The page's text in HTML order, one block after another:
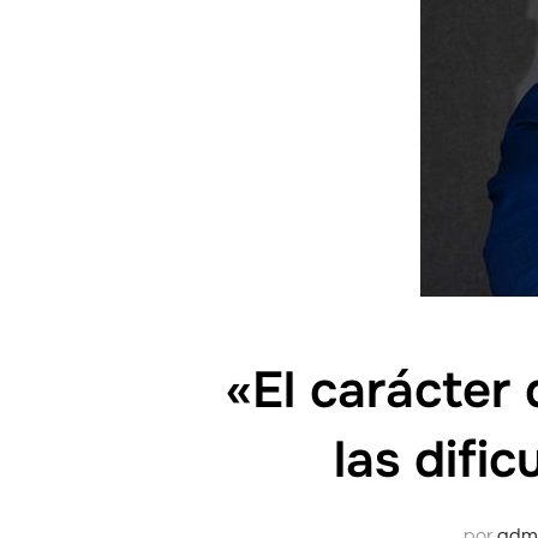
«El carácter
las